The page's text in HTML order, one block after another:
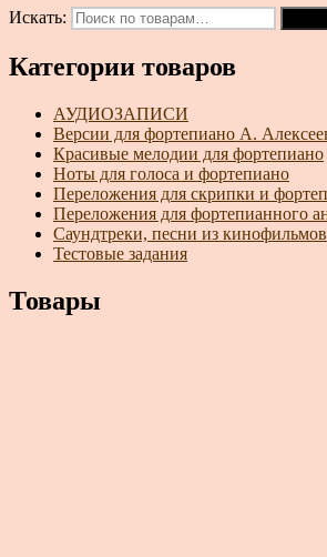
Искать:
Категории товаров
АУДИОЗАПИСИ
Версии для фортепиано А.
Красивые мелодии для фортепиано
Ноты для голоса и фортепиано
Переложения для скрипки и
Переложения для фортепианного
Саундтреки, песни из кинофильмов
Тестовые задания
Товары